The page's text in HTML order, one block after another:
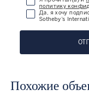
политику
Да, я хочу
Sotheby’s
Похожие